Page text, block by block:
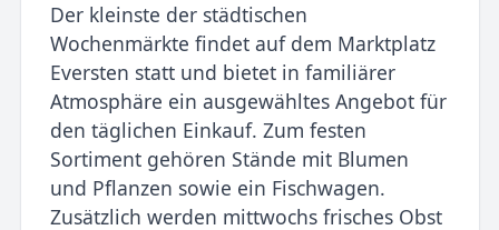
Der kleinste der städtischen
Wochenmärkte findet auf dem Marktplatz
Eversten statt und bietet in familiärer
Atmosphäre ein ausgewähltes Angebot für
den täglichen Einkauf. Zum festen
Sortiment gehören Stände mit Blumen
und Pflanzen sowie ein Fischwagen.
Zusätzlich werden mittwochs frisches Obst